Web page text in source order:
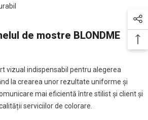
de mostre BLONDME
vizual indispensabil pentru alegerea
la crearea unor rezultate uniforme și
mai eficientă între stilist și client și
serviciilor de colorare.